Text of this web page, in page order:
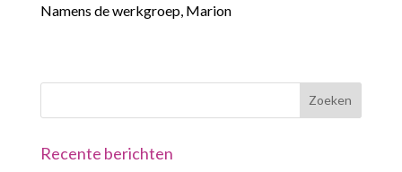
Namens de werkgroep, Marion
Recente berichten